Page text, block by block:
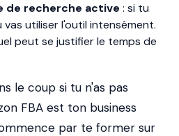
de recherche active : si tu
utiliser l'outil intensément.
peut se justifier le temps de
le coup si tu n'as pas
FBA est ton business
par te former sur